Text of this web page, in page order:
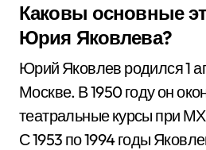
Каковы основные
Юрия Яковлева?
Юрий Яковлев родился 1
Москве. В 1950 году он
театральные курсы при
С 1953 по 1994 годы